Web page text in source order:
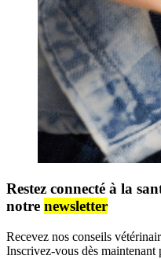
Restez connecté à la
notre newsletter
Recevez nos conseils
Inscrivez-vous dès maintenant